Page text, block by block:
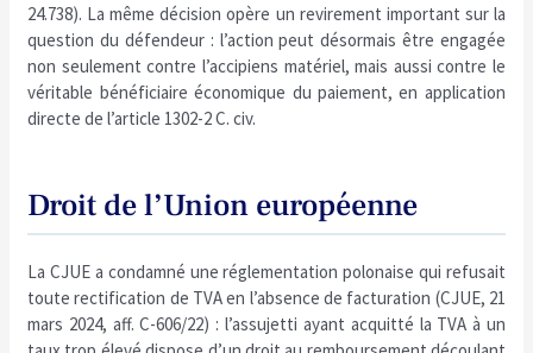
24.738). La même décision opère un revirement important sur la
question du défendeur : l’action peut désormais être engagée
non seulement contre l’accipiens matériel, mais aussi contre le
véritable bénéficiaire économique du paiement, en application
directe de l’article 1302-2 C. civ.
Droit de l’Union européenne
La CJUE a condamné une réglementation polonaise qui refusait
toute rectification de TVA en l’absence de facturation (CJUE, 21
mars 2024, aff. C-606/22) : l’assujetti ayant acquitté la TVA à un